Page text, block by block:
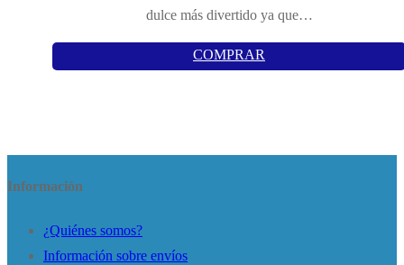
dulce más divertido ya que…
COMPRAR
Información
¿Quiénes somos?
Información sobre envíos